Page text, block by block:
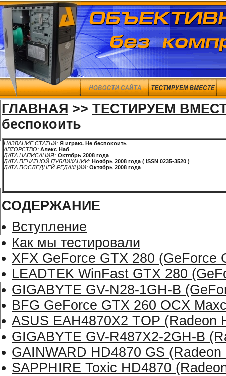
ГЛАВНАЯ >> ТЕСТИРУЕМ
беспокоить
НАЗВАНИЕ СТАТЬИ: Я играю. Не беспокоить
АВТОРСТВО: Алекс Наб
ДАТА НАПИСАНИЯ: Октябрь 2008 года
ДАТА ПЕЧАТНОЙ ПУБЛИКАЦИИ: Ноябрь 2008 года ( ISSN 0235-3520 )
ДАТА ПОСЛЕДНЕЙ РЕДАКЦИИ: Октябрь 2008 года
СОДЕРЖАНИЕ
Вступление
Как мы тестировали
XFX GeForce GTX 280 (GeForce
LEADTEK WinFast GTX 280
GIGABYTE GV-N28-1GH-B
BFG GeForce GTX 260 OCX
ASUS EAH4870X2 TOP (Radeon
GIGABYTE GV-R487X2-2GH-B
GAINWARD HD4870 GS
SAPPHIRE Toxic HD4870